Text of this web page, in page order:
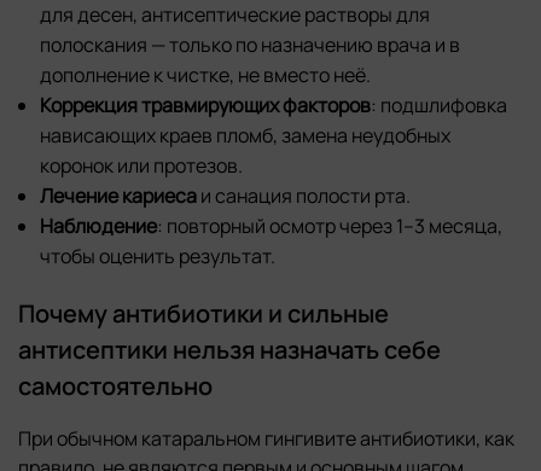
для десен, антисептические растворы для
полоскания — только по назначению врача и в
дополнение к чистке, не вместо неё.
Коррекция травмирующих факторов: подшлифовка
нависающих краев пломб, замена неудобных
коронок или протезов.
Лечение кариесаи санация полости рта.
Наблюдение: повторный осмотр через 1–3 месяца,
чтобы оценить результат.
Почему антибиотики и сильные
антисептики нельзя назначать себе
самостоятельно
При обычном катаральном гингивите антибиотики, как